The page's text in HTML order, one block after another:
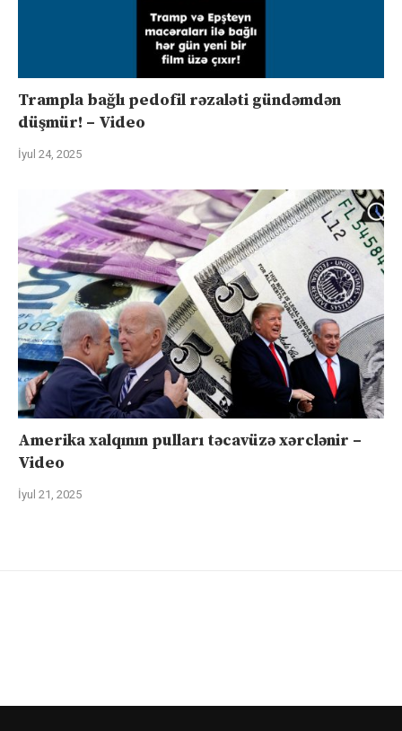
Trampla bağlı pedofil rəzaləti gündəmdən
düşmür! – Video
İyul 24, 2025
Amerika xalqının pulları təcavüzə xərclənir –
Video
İyul 21, 2025